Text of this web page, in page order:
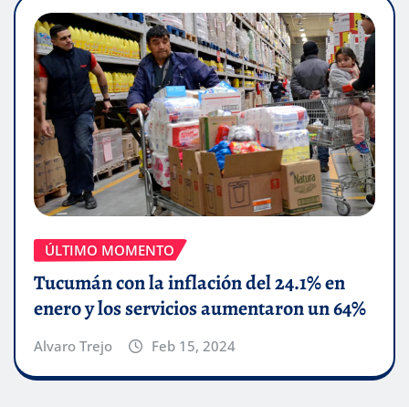
ÚLTIMO MOMENTO
Tucumán con la inflación del 24.1% en
enero y los servicios aumentaron un 64%
Alvaro Trejo Feb 15, 2024